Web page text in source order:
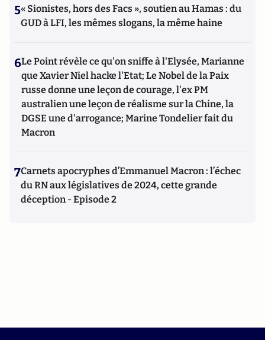
5« Sionistes, hors des Facs », soutien au Hamas : du
GUD à LFI, les mêmes slogans, la même haine
6Le Point révèle ce qu'on sniffe à l'Elysée, Marianne
que Xavier Niel hacke l'Etat; Le Nobel de la Paix
russe donne une leçon de courage, l'ex PM
australien une leçon de réalisme sur la Chine, la
DGSE une d'arrogance; Marine Tondelier fait du
Macron
7Carnets apocryphes d’Emmanuel Macron : l’échec
du RN aux législatives de 2024, cette grande
déception - Episode 2